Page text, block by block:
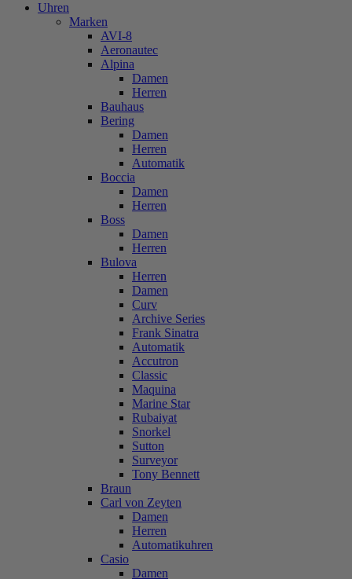
Uhren
Marken
AVI-8
Aeronautec
Alpina
Damen
Herren
Bauhaus
Bering
Damen
Herren
Automatik
Boccia
Damen
Herren
Boss
Damen
Herren
Bulova
Herren
Damen
Curv
Archive Series
Frank Sinatra
Automatik
Accutron
Classic
Maquina
Marine Star
Rubaiyat
Snorkel
Sutton
Surveyor
Tony Bennett
Braun
Carl von Zeyten
Damen
Herren
Automatikuhren
Casio
Damen